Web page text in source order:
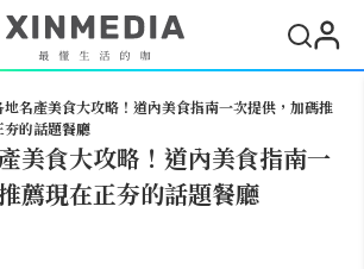
地名產美食大攻略！道內美食指南一次提供，加碼推
夯的話題餐廳
美食大攻略！道內美食指南一
薦現在正夯的話題餐廳